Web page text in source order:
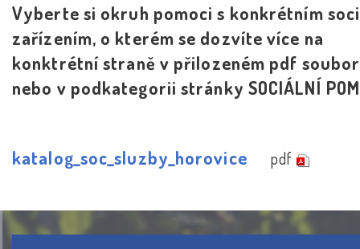
Vyberte si okruh pomoci s konkrétním
zařízením, o kterém se dozvíte více na
konktrétní straně v přilozeném pdf
nebo v podkategorii stránky SOCIÁLNÍ
katalog_soc_sluzby_horovice pdf